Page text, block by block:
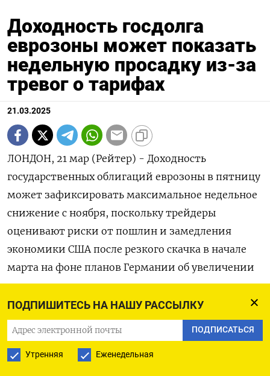
ПОДПИШИТЕСЬ НА НАШУ РАССЫЛКУ
ПОДПИСАТЬСЯ
Утренняя Еженедельная
Доходность госдолга
еврозоны может показать
недельную просадку из-за
тревог о тарифах
21.03.2025
ЛОНДОН, 21 мар (Рейтер) - Доходность
государственных облигаций еврозоны в пятницу
может зафиксировать максимальное недельное
снижение с ноября, поскольку трейдеры
оценивают риски от пошлин и замедления
экономики США после резкого скачка в начале
марта на фоне планов Германии об увеличении
расходов.
Верхняя палата парламента Германии
проголосовала в пятницу за одобрение реформы
правил, регулирующих госдолг страны, а также